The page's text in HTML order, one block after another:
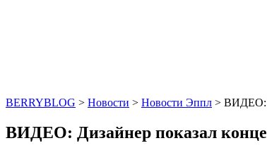
BERRYBLOG > Новости > Новости Эппл > ВИДЕО:
ВИДЕО: Дизайнер показал